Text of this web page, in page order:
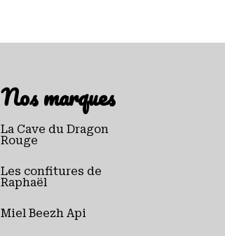
Nos marques
La Cave du Dragon
Rouge
Les confitures de
Raphaël
Miel Beezh Api